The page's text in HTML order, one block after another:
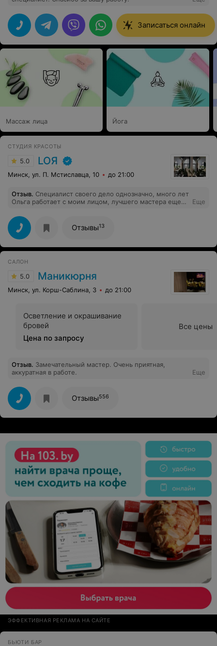
Записаться онлайн
Массаж лица Йога
СТУДИЯ КРАСОТЫ
5.0 LOЯ
Минск, ул. П. Мстиславца, 10 до 21:00
Отзыв. Специалист своего дело однозначно, много лет
Ольга работает с моим лицом, лучшего мастера еще
иногда приходилось обращаться к другим
специалистам, и когда вновь попадаю в руки Ольги -
это как вернуться домой после долгого путешествия.
Не знаю как она это делает, но после ее процедуры
выхожу отдохнувшей и выспавшейся. 100/10
Еще
Отзывы13
САЛОН
5.0 Маникюрня
Минск, ул. Корш-Саблина, 3 до 21:00
Осветление и окрашивание
бровей
Цена по запросу
Все цены
Отзыв. Замечательный мастер. Очень приятная,
аккуратная в работе.
Еще
Отзывы556
ЭФФЕКТИВНАЯ РЕКЛАМА НА САЙТЕ
БЬЮТИ БАР